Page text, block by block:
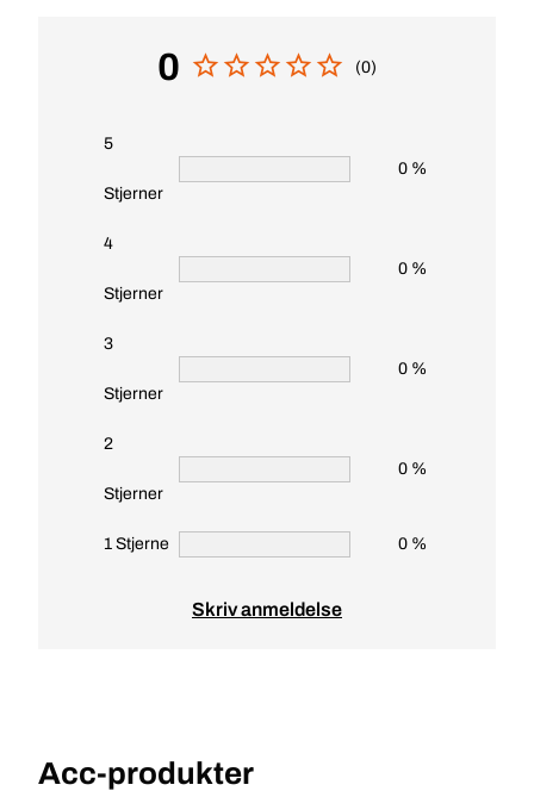
0 (0)
5
Stjerner
0 %
4
Stjerner
0 %
3
Stjerner
0 %
2
Stjerner
0 %
1 Stjerne 0 %
Skriv anmeldelse
Acc-produkter